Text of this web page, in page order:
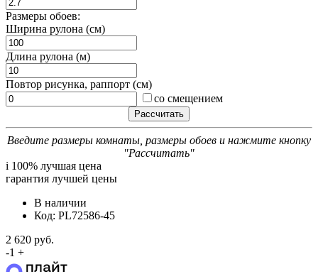
Размеры обоев:
Ширина рулона (см)
Длина рулона (м)
Повтор рисунка, раппорт (см)
со смещением
Введите размеры комнаты, размеры обоев и нажмите кнопку
"Рассчитать"
i 100% лучшая цена
гарантия лучшей цены
В наличии
Код: PL72586-45
2 620 руб.
-1 +